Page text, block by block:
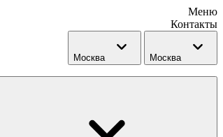
Меню
Контакты
Москва Москва